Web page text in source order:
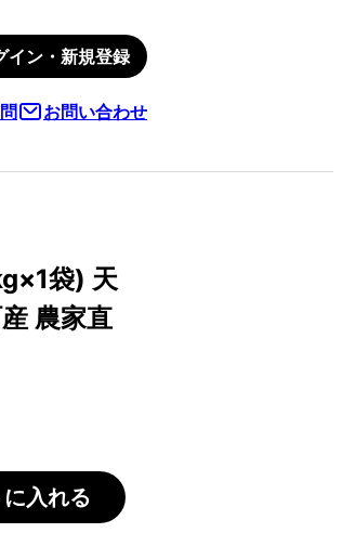
イン・新規登録
お問い合わせ
袋) 天
農家直
入れる